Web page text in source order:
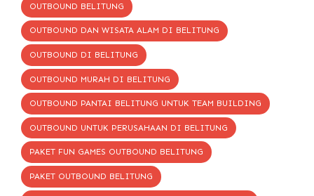
OUTBOUND BELITUNG
OUTBOUND DAN WISATA ALAM DI BELITUNG
OUTBOUND DI BELITUNG
OUTBOUND MURAH DI BELITUNG
OUTBOUND PANTAI BELITUNG UNTUK TEAM BUILDING
OUTBOUND UNTUK PERUSAHAAN DI BELITUNG
PAKET FUN GAMES OUTBOUND BELITUNG
PAKET OUTBOUND BELITUNG